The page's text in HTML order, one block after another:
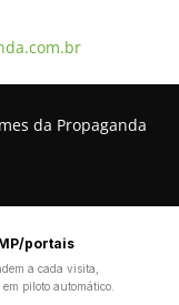
da Propaganda
portais
a cada visita,
piloto automático.